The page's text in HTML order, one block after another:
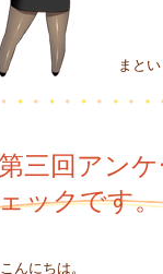
まとい
第三回アン
ックです。
んにちは。